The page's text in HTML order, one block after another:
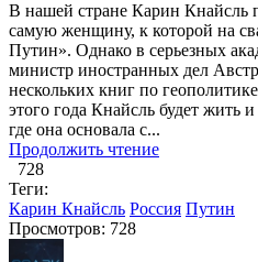
В нашей стране Карин Кнайсль
самую женщину, к которой на
Путин». Однако в серьезных
министр иностранных дел
нескольких книг по
этого года Кнайсль будет жить
где она основала с...
Продолжить чтение
728
Теги:
Карин Кнайсль Россия Путин
Просмотров: 728